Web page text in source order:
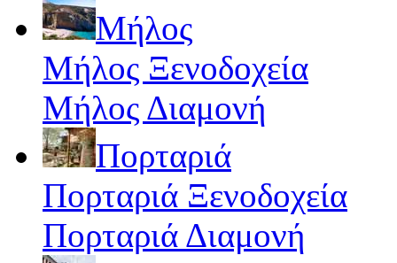
Μήλος
Μήλος Ξενοδοχεία
Μήλος Διαμονή
Πορταριά
Πορταριά Ξενοδοχεία
Πορταριά Διαμονή